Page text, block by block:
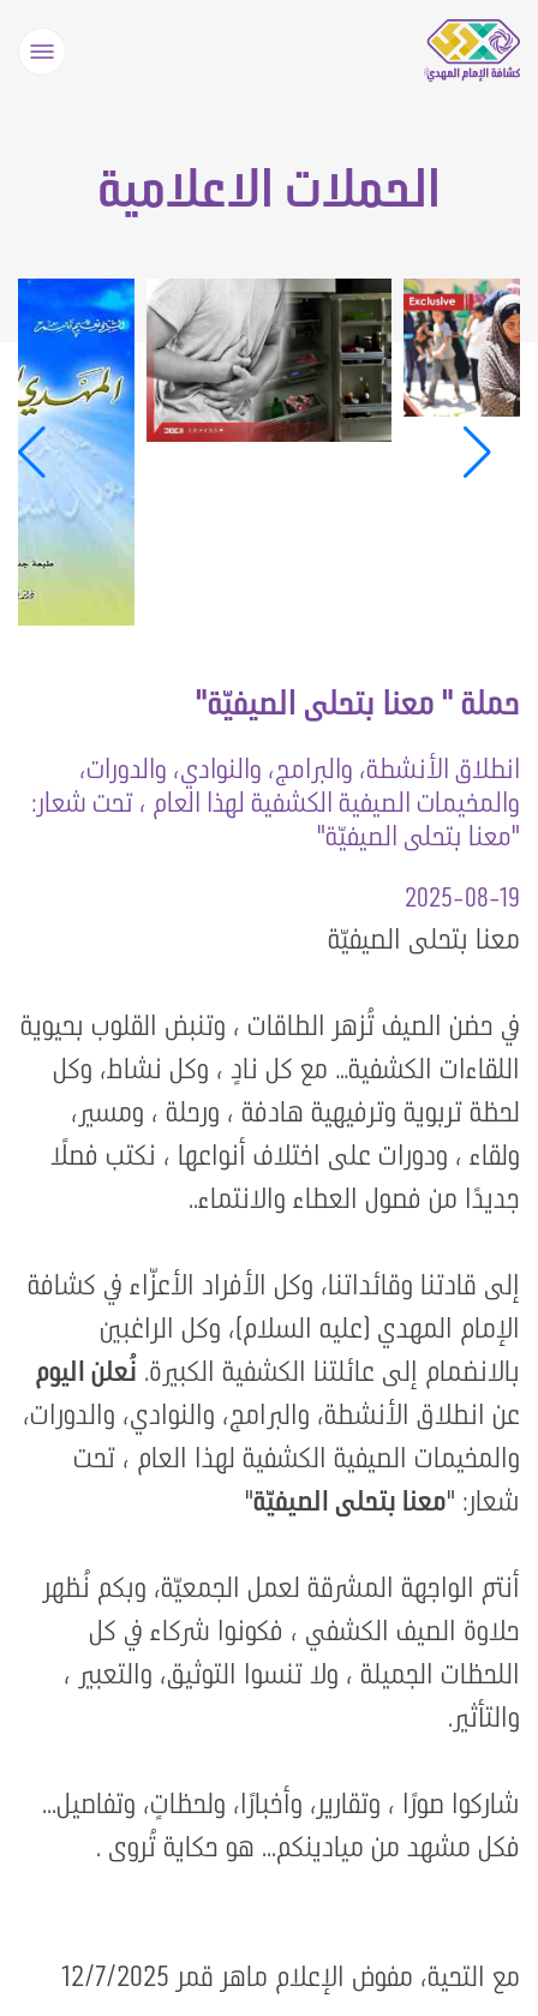
الحملات الاعلامية
حملة " معنا بتحلى الصيفيّة"
انطلاق الأنشطة، والبرامج، والنوادي، والدورات،
والمخيمات الصيفية الكشفية لهذا العام ، تحت شعار:
"معنا بتحلى الصيفيّة"
2025-08-19
معنا بتحلى الصيفيّة
في حضن الصيف تُزهر الطاقات ، وتنبض القلوب بحيوية
اللقاءات الكشفية… مع كل نادٍ ، وكل نشاط، وكل
لحظة تربوية وترفيهية هادفة ، ورحلة ، ومسير،
ولقاء ، ودورات على اختلاف أنواعها ، نكتب فصلًا
جديدًا من فصول العطاء والانتماء..
إلى قادتنا وقائداتنا، وكل الأفراد الأعزّاء في كشافة
الإمام المهدي (عليه السلام)، وكل الراغبين
بالانضمام إلى عائلتنا الكشفية الكبيرة. نُعلن اليوم
عن انطلاق الأنشطة، والبرامج، والنوادي، والدورات،
والمخيمات الصيفية الكشفية لهذا العام ، تحت
شعار: "معنا بتحلى الصيفيّة"
أنتم الواجهة المشرقة لعمل الجمعيّة، وبكم نُظهر
حلاوة الصيف الكشفي ، فكونوا شركاء في كل
اللحظات الجميلة ، ولا تنسوا التوثيق، والتعبير ،
والتأثير.
شاركوا صورًا ، وتقارير، وأخبارًا، ولحظاتٍ، وتفاصيل...
فكل مشهد من ميادينكم... هو حكاية تُروى .
مع التحية، مفوض الإعلام ماهر قمر 12/7/2025